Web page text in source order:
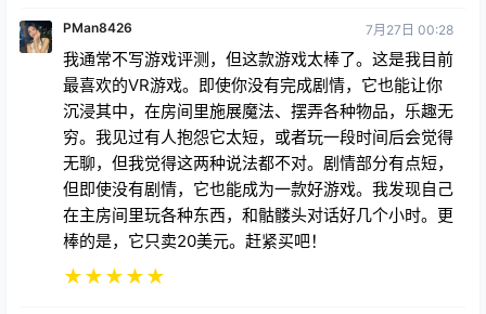
★★★★★
奥斯夸克 4天前
买了之后你不会失望的。我玩咒语和扔骷髅头玩得很开
心。这个游戏互动性很强
★★★★★
PMan8426
我通常不写游戏评测，但这款游戏太棒了。这是我目前